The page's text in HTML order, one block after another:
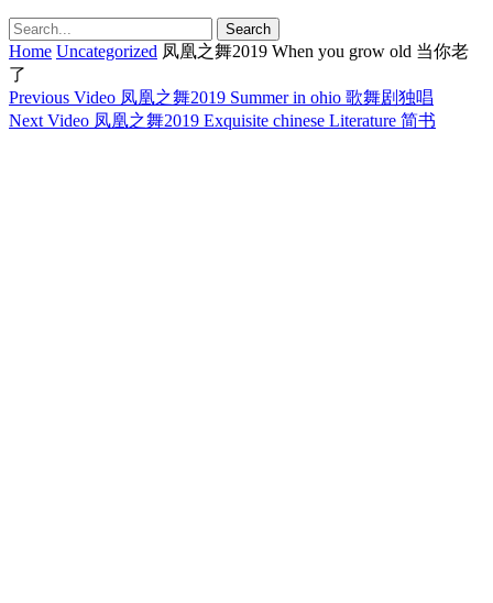
Home Uncategorized 凤凰之舞2019 When you grow old 当你老
了
Previous Video 凤凰之舞2019 Summer in ohio 歌舞剧独唱
Next Video 凤凰之舞2019 Exquisite chinese Literature 简书